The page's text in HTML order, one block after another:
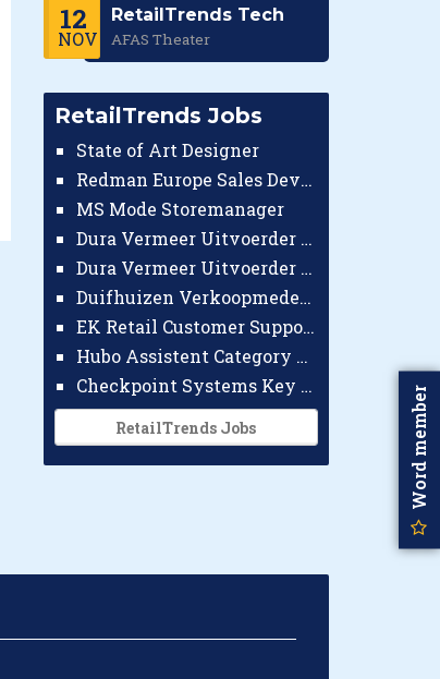
12
NOV
RetailTrends Tech
AFAS Theater
RetailTrends Jobs
State of Art Designer
Redman Europe Sales Developer (Europe)
MS Mode Storemanager
Dura Vermeer Uitvoerder GWW Amsterdam
Dura Vermeer Uitvoerder Civiel Nijmegen
Duifhuizen Verkoopmedewerker Ridderkerk
EK Retail Customer Support Omnichannel
Hubo Assistent Category Manager
Checkpoint Systems Key Accountmanager Benelux
RetailTrends Jobs Word member